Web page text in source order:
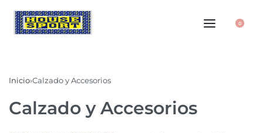
0
Inicio›Calzado y Accesorios
Calzado y Accesorios